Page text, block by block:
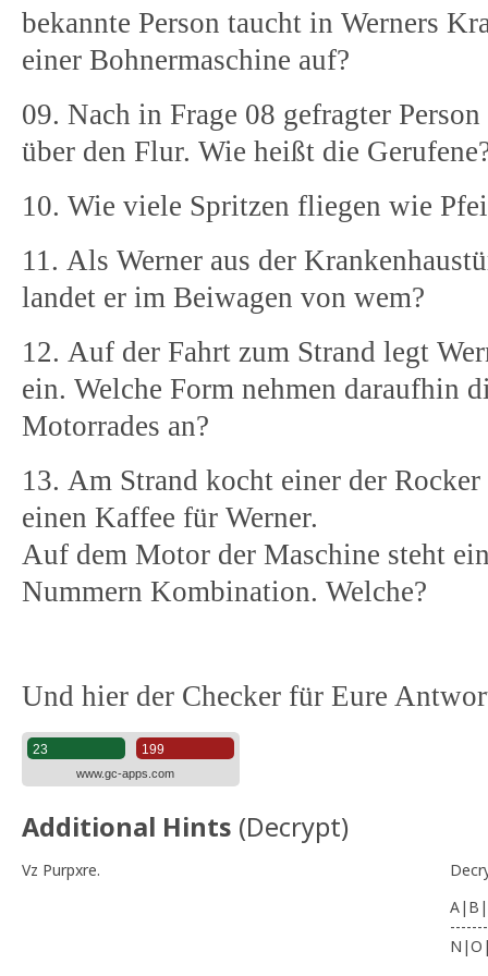
bekannte Person taucht in Werners
einer Bohnermaschine auf?
09. Nach in Frage 08 gefragter
über den Flur. Wie heißt die
10. Wie viele Spritzen fliegen wie
11. Als Werner aus der
landet er im Beiwagen von wem?
12. Auf der Fahrt zum Strand legt
ein. Welche Form nehmen daraufhin
Motorrades an?
13. Am Strand kocht einer der
einen Kaffee für Werner.
Auf dem Motor der Maschine steht
Nummern Kombination. Welche?
Und hier der Checker für Eure
Additional Hints (Decrypt)
Vz Purpxre.